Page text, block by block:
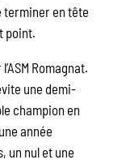
terminer en tête
point.
Romagnat.
une demi-
champion en
année
un nul et une